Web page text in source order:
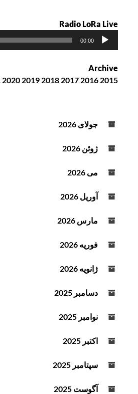
Radio LoRa Live
ک
ن
ه
و
00:00
Archive
2015
2016
2017
2018
2019
2020
جولای 2026
ژوئن 2026
می 2026
آوریل 2026
مارس 2026
فوریه 2026
ژانویه 2026
دسامبر 2025
نوامبر 2025
اکتبر 2025
سپتامبر 2025
آگوست 2025